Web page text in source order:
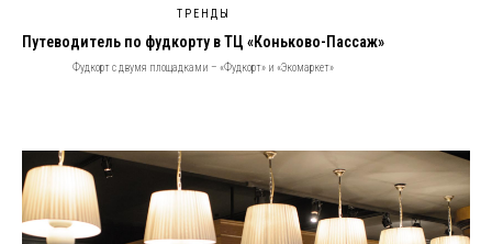
ТРЕНДЫ
Путеводитель по фудкорту в ТЦ «Коньково-Пассаж»
Фудкорт с двумя площадками – «Фудкорт» и «Экомаркет»